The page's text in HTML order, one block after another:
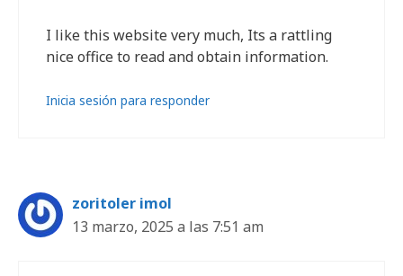
I like this website very much, Its a rattling
nice office to read and obtain information.
Inicia sesión para responder
zoritoler imol
13 marzo, 2025 a las 7:51 am